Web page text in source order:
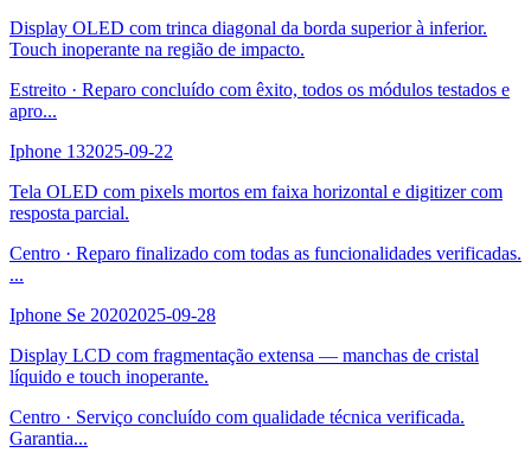
Display OLED com trinca diagonal da borda superior à inferior.
Touch inoperante na região de impacto.
Estreito · Reparo concluído com êxito, todos os módulos testados e
apro...
Iphone 132025-09-22
Tela OLED com pixels mortos em faixa horizontal e digitizer com
resposta parcial.
Centro · Reparo finalizado com todas as funcionalidades verificadas.
...
Iphone Se 20202025-09-28
Display LCD com fragmentação extensa — manchas de cristal
líquido e touch inoperante.
Centro · Serviço concluído com qualidade técnica verificada.
Garantia...